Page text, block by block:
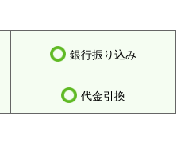
銀行振り込み
代金引換